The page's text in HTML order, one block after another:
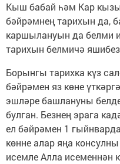
Кыш бабай һәм Кар
бәйрәмнең тарихын да,
каршылануын да белми
тарихын белмичә
Борынгы тарихка күз
бәйрәмен яз көне
эшләре башлануны
булган. Безнең эрага
ел бәйрәмен 1
көнне алар яңа
исемле Алла исеменнән